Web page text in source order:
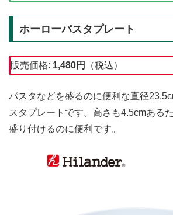
ホーローパスタプレート
販売価格: 1,480円 （税込）
パスタなどを盛るのに便利な直径
スタプレートです。高さも4.5cmある
盛り付けるのに便利です。